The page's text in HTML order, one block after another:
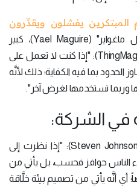
يفشلون ويقدِّرون
. يضيف "يائيل ماغواير" (Yael Maguire)، كبير
مسؤولي التكنولوجيا في شركة (ThingMagic): "إذا كنت لا تعمل على
الحدود بما فيه الكفاية؛ ذلك لأنَّه
وربما تستخدمها لغرض آخر".
يقول الكاتب ستيفن جونسون (Steven Johnson): "إذا نظرت إلى
الناس حوافز فحسب، بل يأتي من
أي أنَّه يأتي من تصميم بيئة خلَّاقة